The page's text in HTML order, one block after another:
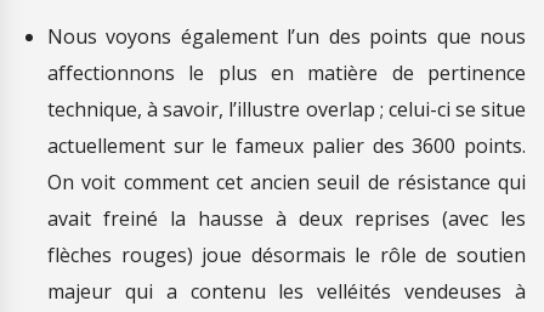
Nous voyons également l’un des points que nous
affectionnons le plus en matière de pertinence
technique, à savoir, l’illustre overlap ; celui-ci se situe
actuellement sur le fameux palier des 3600 points.
On voit comment cet ancien seuil de résistance qui
avait freiné la hausse à deux reprises (avec les
flèches rouges) joue désormais le rôle de soutien
majeur qui a contenu les velléités vendeuses à